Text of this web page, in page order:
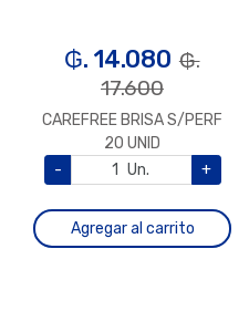
₲. 14.080 ₲.
17.600
CAREFREE BRISA S/PERF
20 UNID
-
Un. +
Agregar al carrito